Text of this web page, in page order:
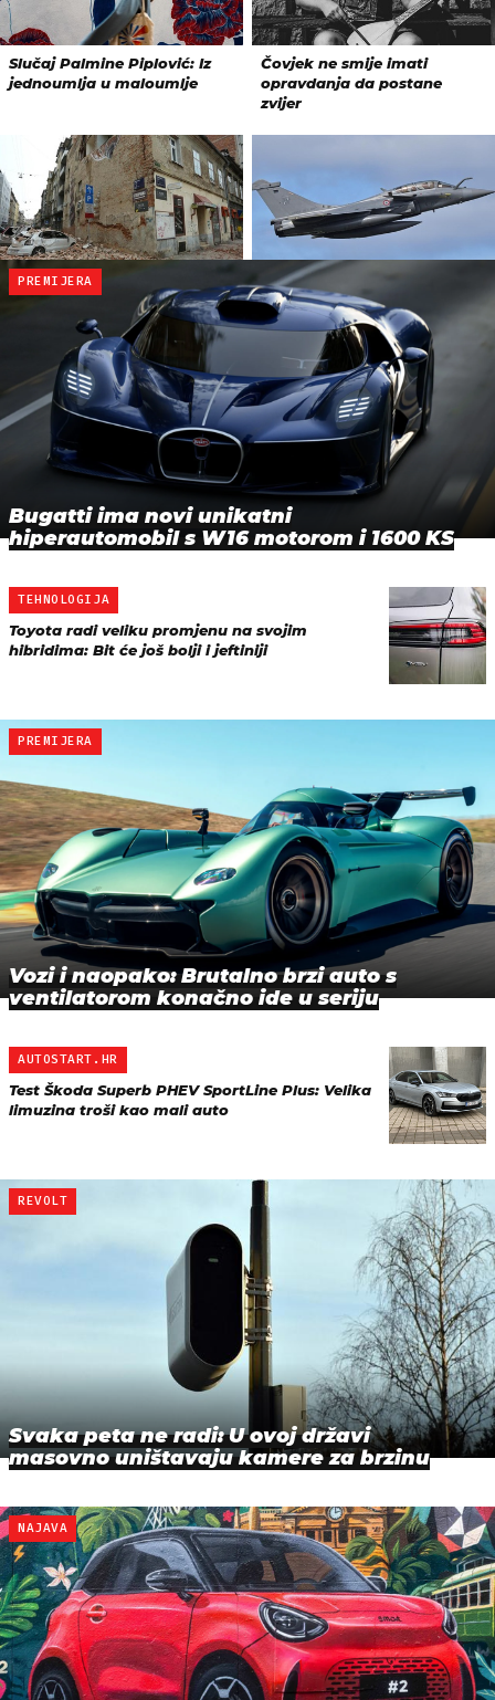
PREMIJERA
Bugatti ima novi unikatni
hiperautomobil s W16 motorom i 1600 KS
TEHNOLOGIJA
Toyota radi veliku promjenu na svojim
hibridima: Bit će još bolji i jeftiniji
PREMIJERA
Vozi i naopako: Brutalno brzi auto s
ventilatorom konačno ide u seriju
AUTOSTART.HR
Test Škoda Superb PHEV SportLine Plus: Velika
limuzina troši kao mali auto
REVOLT
Svaka peta ne radi: U ovoj državi
masovno uništavaju kamere za brzinu
NAJAVA